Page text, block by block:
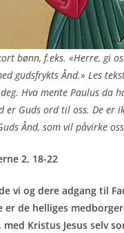
bønn, f.eks. «Herre, gi
gudsfrykts Ånd.» Les
Hva mente Paulus da
er Guds ord til oss. De er
Ånd, som vil påvirke
2, 18-22
vi og dere adgang til
de helliges
Kristus Jesus selv